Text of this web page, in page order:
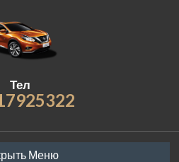
Тел
Меню